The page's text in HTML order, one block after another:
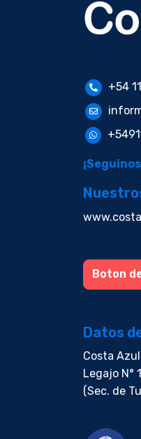
+54
Boton
Datos
Costa
Legajo N°
(Sec. de